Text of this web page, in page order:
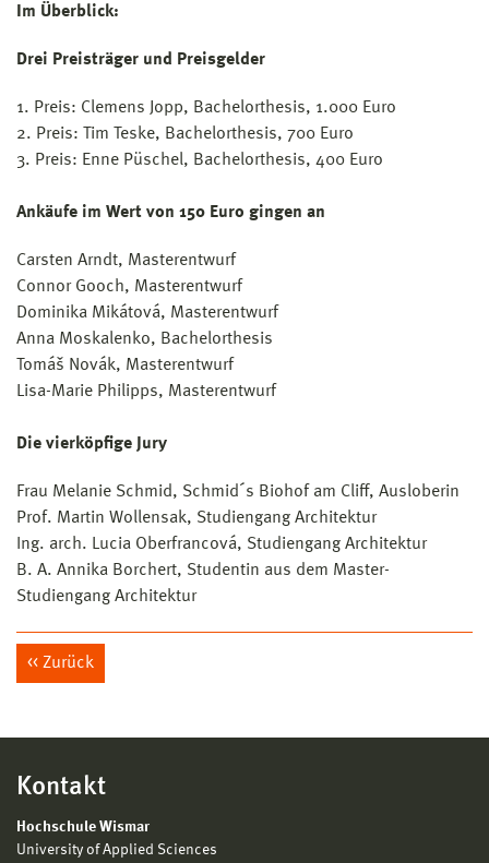
Im Überblick:
Drei Preisträger und Preisgelder
1. Preis: Clemens Jopp, Bachelorthesis, 1.000 Euro
2. Preis: Tim Teske, Bachelorthesis, 700 Euro
3. Preis: Enne Püschel, Bachelorthesis, 400 Euro
Ankäufe im Wert von 150 Euro gingen an
Carsten Arndt, Masterentwurf
Connor Gooch, Masterentwurf
Dominika Mikátová, Masterentwurf
Anna Moskalenko, Bachelorthesis
Tomáš Novák, Masterentwurf
Lisa-Marie Philipps, Masterentwurf
Die vierköpfige Jury
Frau Melanie Schmid, Schmid´s Biohof am Cliff, Ausloberin
Prof. Martin Wollensak, Studiengang Architektur
Ing. arch. Lucia Oberfrancová, Studiengang Architektur
B. A. Annika Borchert, Studentin aus dem Master-
Studiengang Architektur
Zurück
Kontakt
Hochschule Wismar
University of Applied Sciences